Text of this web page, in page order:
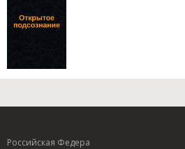
Российская Федера